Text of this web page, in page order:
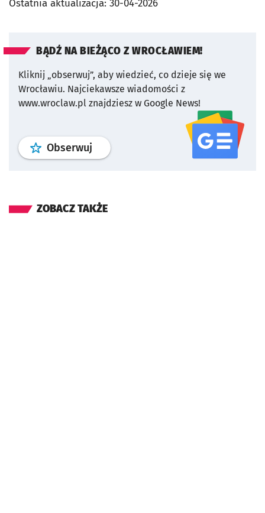
Ostatnia aktualizacja: 30-04-2026
BĄDŹ NA BIEŻĄCO Z WROCŁAWIEM!
Kliknij „obserwuj”, aby wiedzieć, co dzieje się we
Wrocławiu. Najciekawsze wiadomości z
www.wroclaw.pl znajdziesz w Google News!
Obserwuj profil serwisu
ZOBACZ TAKŻE